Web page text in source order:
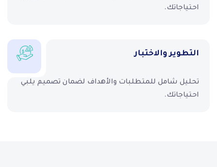
احتياجاتك.
التطوير والاختبار
تحليل شامل للمتطلبات والأهداف لضمان تصميم يلبي
احتياجاتك.